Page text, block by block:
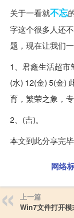
关于一看就不忘
字这个很多人还
题，现在让我们
1、君鑫生活超市
(水) 12(金) 5(金)
育，繁荣之象，
2、(吉)。
本文到此分享完
网络
上一篇
Win7文件打开